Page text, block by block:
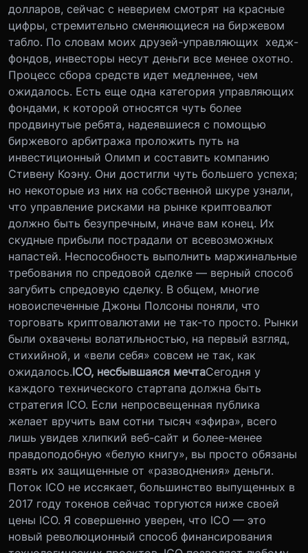
долларов, сейчас с неверием смотрят на красные
цифры, стремительно сменяющиеся на биржевом
табло. По словам моих друзей-управляющих хедж-
фондов, инвесторы несут деньги все менее охотно.
Процесс сбора средств идет медленнее, чем
ожидалось. Есть еще одна категория управляющих
фондами, к которой относятся чуть более
продвинутые ребята, надеявшиеся с помощью
биржевого арбитража проложить путь на
инвестиционный Олимп и составить компанию
Стивену Коэну. Они достигли чуть большего успеха;
но некоторые из них на собственной шкуре узнали,
что управление рисками на рынке криптовалют
должно быть безупречным, иначе вам конец. Их
скудные прибыли пострадали от всевозможных
напастей. Неспособность выполнить маржинальные
требования по спредовой сделке — верный способ
загубить спредовую сделку. В общем, многие
новоиспеченные Джоны Полсоны поняли, что
торговать криптовалютами не так-то просто. Рынки
были охвачены волатильностью, на первый взгляд,
стихийной, и «вели себя» совсем не так, как
ожидалось.ICO, несбывшаяся мечтаСегодня у
каждого технического стартапа должна быть
стратегия ICO. Если непросвещенная публика
желает вручить вам сотни тысяч «эфира», всего
лишь увидев хлипкий веб-сайт и более-менее
правдоподобную «белую книгу», вы просто обязаны
взять их защищенные от «разводнения» деньги.
Поток ICO не иссякает, большинство выпущенных в
2017 году токенов сейчас торгуются ниже своей
цены ICO. Я совершенно уверен, что ICO — это
новый революционный способ финансирования